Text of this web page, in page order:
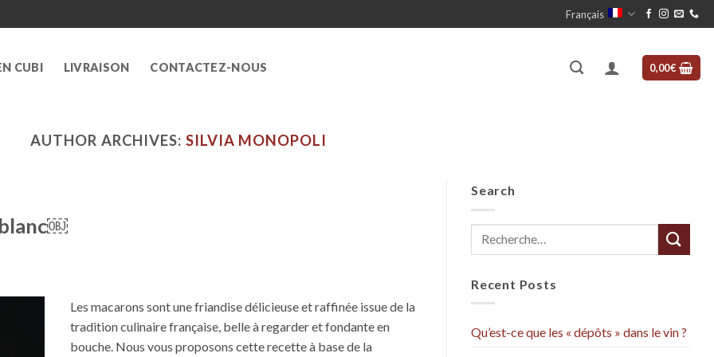
Français
CUBI LIVRAISON CONTACTEZ-NOUS 0,00€
AUTHOR ARCHIVES: SILVIA MONOPOLI
blanc￼
Les macarons sont une friandise délicieuse et raffinée issue de la
tradition culinaire française, belle à regarder et fondante en
bouche. Nous vous proposons cette recette à base de la
Search
Recent Posts
Qu’est-ce que les « dépôts » dans le vin ?